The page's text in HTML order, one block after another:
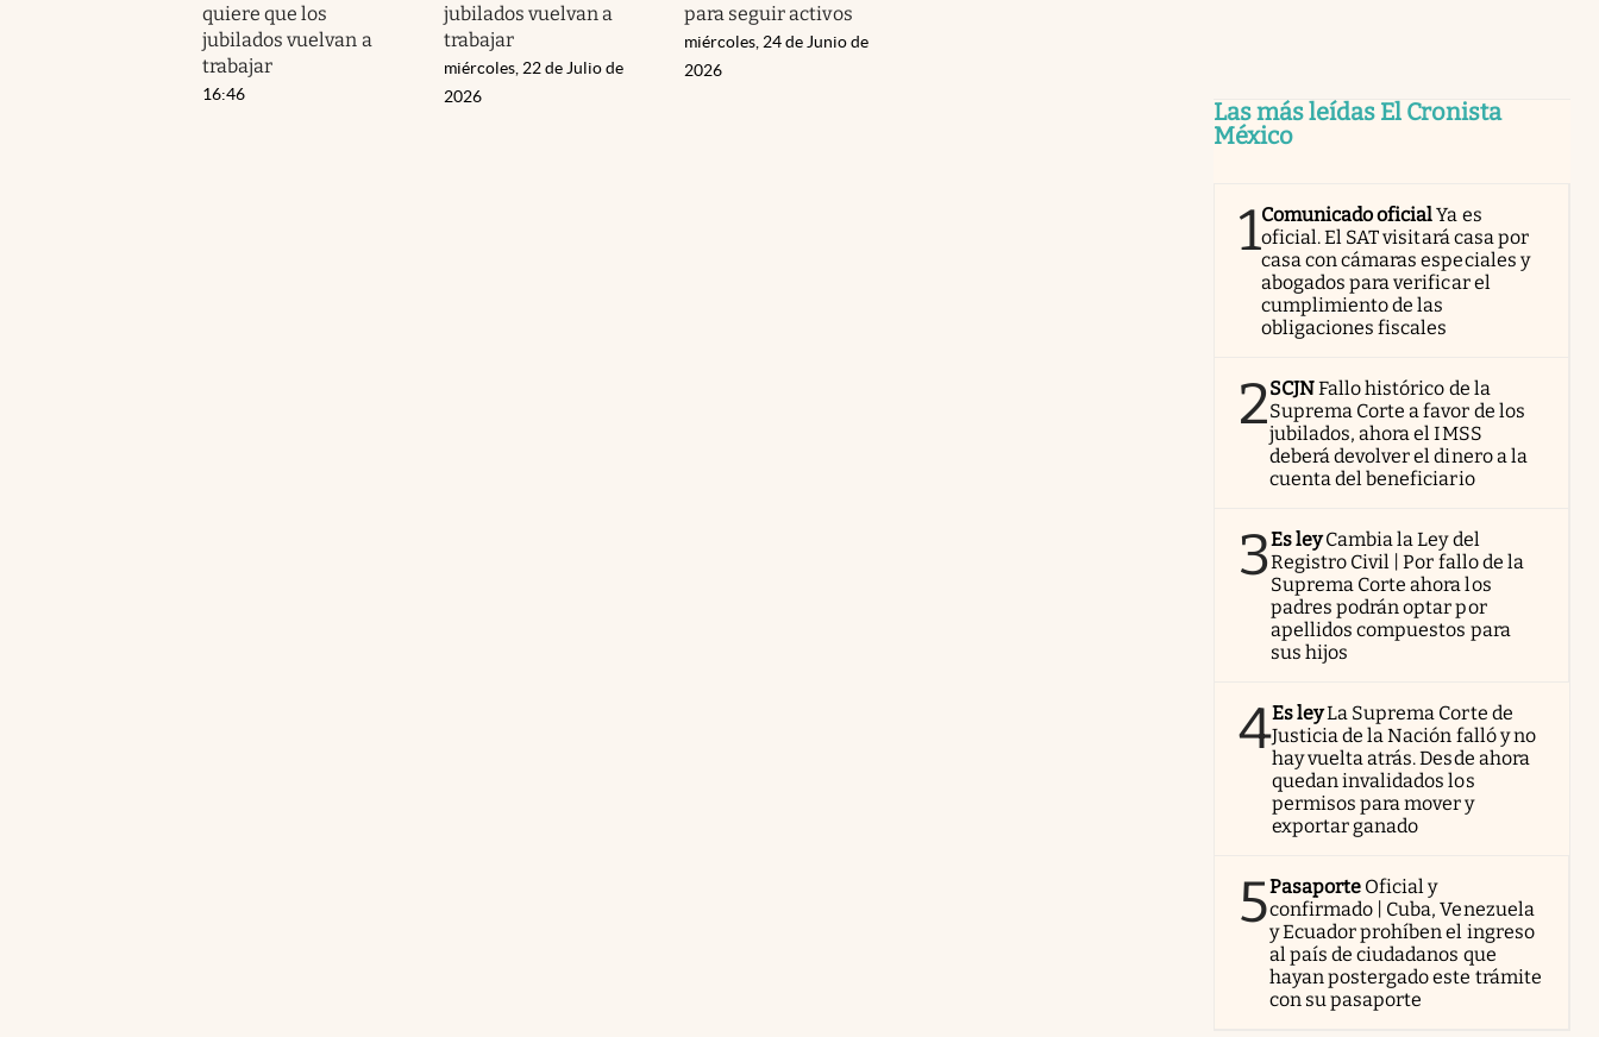
quiere que los
jubilados vuelvan a
trabajar
16:46
jubilados vuelvan a
trabajar
miércoles, 22 de Julio de
2026
para seguir activos
miércoles, 24 de Junio de
2026
Las más leídas El Cronista
México
1Comunicado oficialYa es
oficial. El SAT visitará casa por
casa con cámaras especiales y
abogados para verificar el
cumplimiento de las
obligaciones fiscales
2SCJNFallo histórico de la
Suprema Corte a favor de los
jubilados, ahora el IMSS
deberá devolver el dinero a la
cuenta del beneficiario
3Es ley Cambia la Ley del
Registro Civil | Por fallo de la
Suprema Corte ahora los
padres podrán optar por
apellidos compuestos para
sus hijos
4Es leyLa Suprema Corte de
Justicia de la Nación falló y no
hay vuelta atrás. Desde ahora
quedan invalidados los
permisos para mover y
exportar ganado
5Pasaporte Oficial y
confirmado | Cuba, Venezuela
y Ecuador prohíben el ingreso
al país de ciudadanos que
hayan postergado este trámite
con su pasaporte